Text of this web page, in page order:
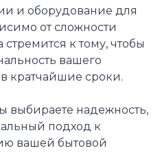
и оборудование для
от сложности
к тому, чтобы
вашего
кратчайшие сроки.
выбираете надежность,
подход к
вашей бытовой